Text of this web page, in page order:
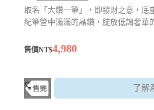
取名「大鑽一筆」，即發財之意，底
配筆管中滿滿的晶鑽，綻放低調奢華
售價NT$4,980
了解